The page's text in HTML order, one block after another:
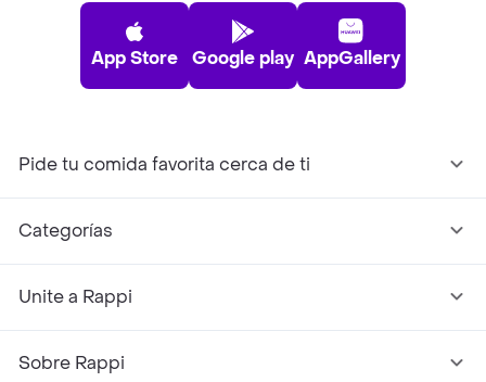
App Store Google play AppGallery
Pide tu comida favorita cerca de ti
Categorías
Unite a Rappi
Sobre Rappi